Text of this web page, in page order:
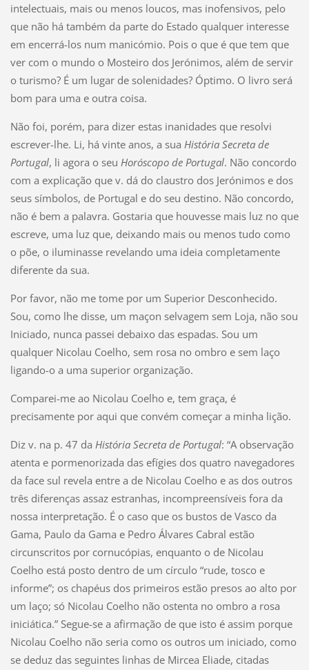
intelectuais, mais ou menos loucos, mas inofensivos, pelo
que não há também da parte do Estado qualquer interesse
em encerrá-los num manicómio. Pois o que é que tem que
ver com o mundo o Mosteiro dos Jerónimos, além de servir
o turismo? É um lugar de solenidades? Óptimo. O livro será
bom para uma e outra coisa.
Não foi, porém, para dizer estas inanidades que resolvi
escrever-lhe. Li, há vinte anos, a sua História Secreta de
Portugal, li agora o seu Horóscopo de Portugal. Não concordo
com a explicação que v. dá do claustro dos Jerónimos e dos
seus símbolos, de Portugal e do seu destino. Não concordo,
não é bem a palavra. Gostaria que houvesse mais luz no que
escreve, uma luz que, deixando mais ou menos tudo como
o põe, o iluminasse revelando uma ideia completamente
diferente da sua.
Por favor, não me tome por um Superior Desconhecido.
Sou, como lhe disse, um maçon selvagem sem Loja, não sou
Iniciado, nunca passei debaixo das espadas. Sou um
qualquer Nicolau Coelho, sem rosa no ombro e sem laço
ligando-o a uma superior organização.
Comparei-me ao Nicolau Coelho e, tem graça, é
precisamente por aqui que convém começar a minha lição.
Diz v. na p. 47 da História Secreta de Portugal: “A observação
atenta e pormenorizada das efígies dos quatro navegadores
da face sul revela entre a de Nicolau Coelho e as dos outros
três diferenças assaz estranhas, incompreensíveis fora da
nossa interpretação. É o caso que os bustos de Vasco da
Gama, Paulo da Gama e Pedro Álvares Cabral estão
circunscritos por cornucópias, enquanto o de Nicolau
Coelho está posto dentro de um círculo “rude, tosco e
informe”; os chapéus dos primeiros estão presos ao alto por
um laço; só Nicolau Coelho não ostenta no ombro a rosa
iniciática.” Segue-se a afirmação de que isto é assim porque
Nicolau Coelho não seria como os outros um iniciado, como
se deduz das seguintes linhas de Mircea Eliade, citadas